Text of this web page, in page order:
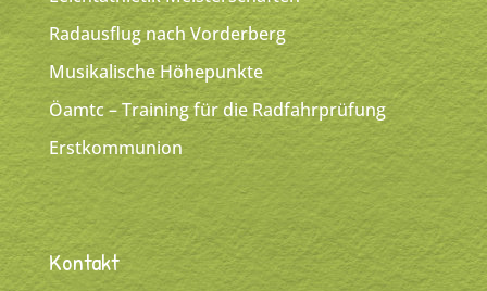
Radausflug nach Vorderberg
Musikalische Höhepunkte
Öamtc – Training für die Radfahrprüfung
Erstkommunion
Kontakt